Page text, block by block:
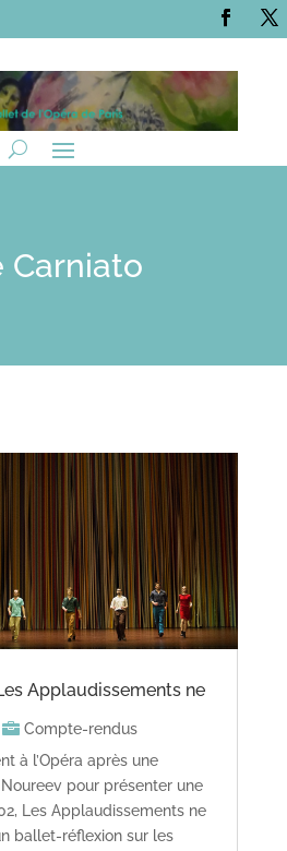
Carniato
Applaudissements ne
Compte-rendus
à l’Opéra après une
Noureev pour présenter une
Les Applaudissements ne
ballet-réflexion sur les